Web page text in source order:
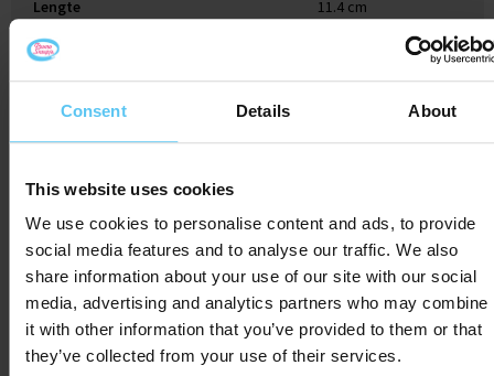
Consent Details About
This website uses cookies
We use cookies to personalise content and ads, to provide
social media features and to analyse our traffic. We also
share information about your use of our site with our social
media, advertising and analytics partners who may combine
it with other information that you’ve provided to them or that
they’ve collected from your use of their services.
Lengte 11.4 cm
Gerelateerde producten